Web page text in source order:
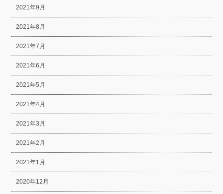
2021年9月
2021年8月
2021年7月
2021年6月
2021年5月
2021年4月
2021年3月
2021年2月
2021年1月
2020年12月